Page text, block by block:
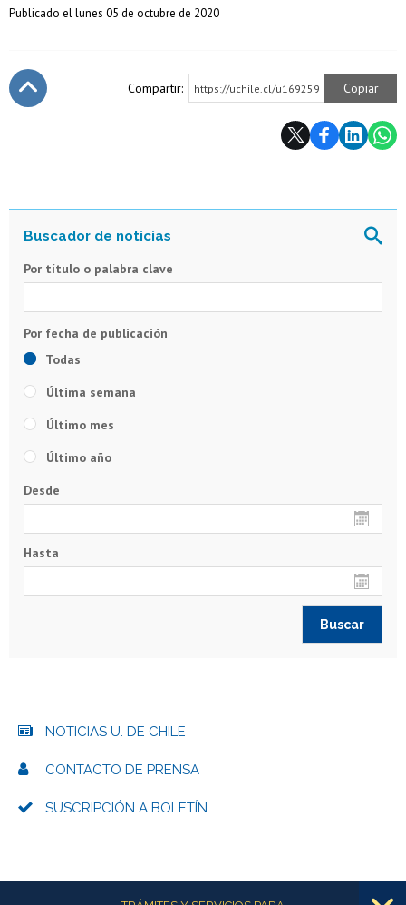
Publicado el lunes 05 de octubre de 2020
Compartir: https://uchile.cl/u169259 Copiar
Por título o palabra clave
Todas
Última semana
Último mes
Último año
Desde
Hasta
NOTICIAS U. DE CHILE
CONTACTO DE PRENSA
SUSCRIPCIÓN A BOLETÍN
Más información